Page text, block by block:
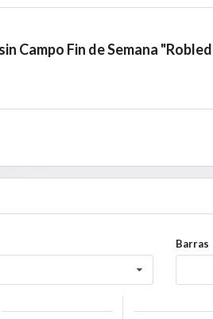
Barras